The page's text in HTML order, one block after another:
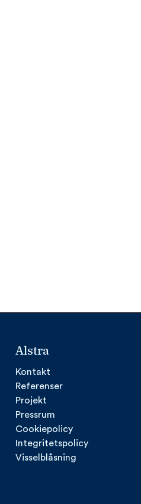
Alstra
Kontakt
Referenser
Projekt
Pressrum
Cookiepolicy
Integritetspolicy
Visselblåsning